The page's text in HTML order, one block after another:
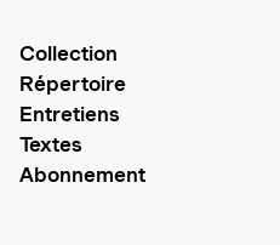
Collection
Répertoire
Entretiens
Textes
Abonnement